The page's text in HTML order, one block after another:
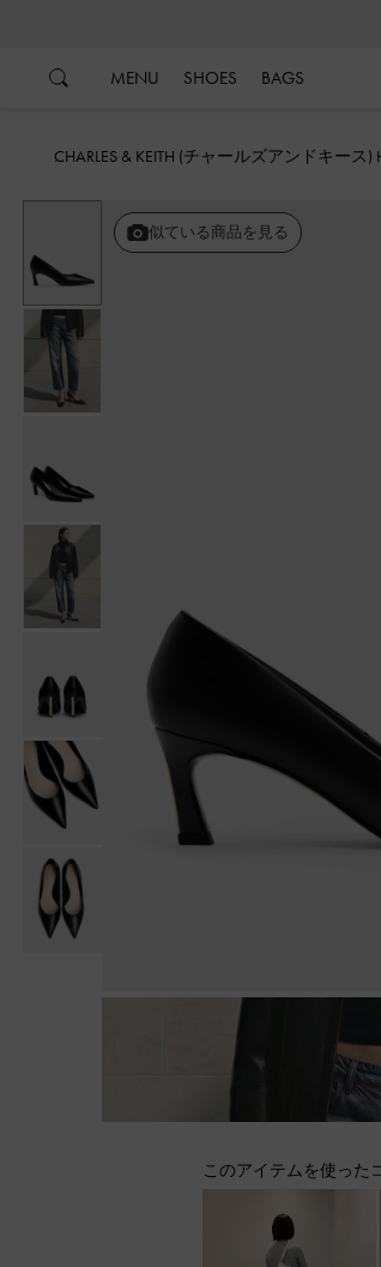
MENU SHOES BAGS
CHARLES & KEITH (チャールズアンドキース)
似ている商品を見る
このアイテムを使った